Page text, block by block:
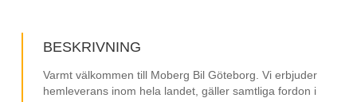
Widescreen Cockpit
BESKRIVNING
Varmt välkommen till Moberg Bil Göteborg. Vi erbjuder
hemleverans inom hela landet, gäller samtliga fordon i